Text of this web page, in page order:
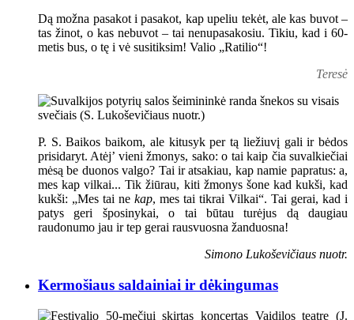
Dą možna pasakot i pasakot, kap upeliu tekėt, ale kas buvot –
tas žinot, o kas nebuvot – tai nenupasakosiu. Tikiu, kad i 60-
metis bus, o tę i vė susitiksim! Valio „Ratilio“!
Teresė
P. S. Baikos baikom, ale kitusyk per tą liežiuvį gali ir bėdos
prisidaryt. Atėj’ vieni žmonys, sako: o tai kaip čia suvalkiečiai
mėsą be duonos valgo? Tai ir atsakiau, kap namie papratus: a,
mes kap vilkai... Tik žiūrau, kiti žmonys šone kad kukši, kad
kukši: „Mes tai ne kap, mes tai tikrai Vilkai“. Tai gerai, kad i
patys geri šposinykai, o tai būtau turėjus dą daugiau
raudonumo jau ir tep gerai rausvuosna žanduosna!
Simono Lukoševičiaus nuotr.
Kermošiaus saldainiai ir dėkingumas